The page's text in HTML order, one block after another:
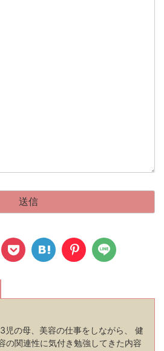
児の母、美容の仕事をしながら、 健
の関連性に気付き勉強してきた内容